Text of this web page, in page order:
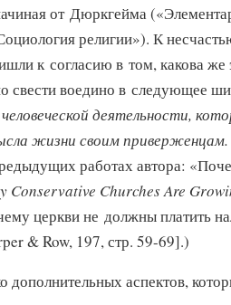
от Дюркгейма
религии»). К
к согласию в том, какова же
свести воедино в следующее
деятельности,
жизни своим приверженцам.
работах автора:
Conservative Churches Are
церкви не должны платить
& Row, 197, стр. 59-69].)
дополнительных аспектов,